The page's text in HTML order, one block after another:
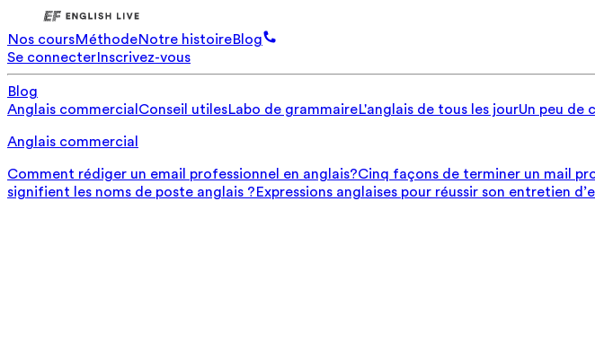
Nos coursMéthodeNotre histoireBlog
Se connecterInscrivez-vous
Blog
Anglais commercial Conseil utilesLabo de grammaireL'anglais de tous les jourUn peu de
Anglais commercial
Comment rédiger un email professionnel en anglais?Cinq façons de terminer un mail
signifient les noms de poste anglais ?Expressions anglaises pour réussir son entretien